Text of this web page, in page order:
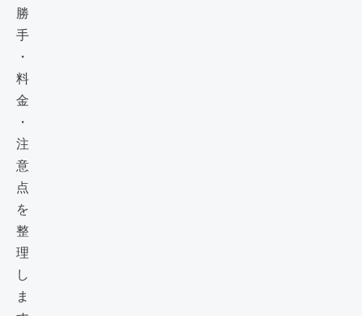
勝
手
・
料
金
・
注
意
点
を
整
理
し
ま